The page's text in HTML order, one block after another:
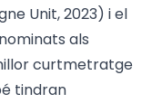
Unit, 2023) i el
als
curtmetratge
tindran